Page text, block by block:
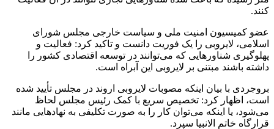
کنند.
عضو کمیسیون امنیت ملی و سیاست خارجی مجلس شورای
اسلامی، لایروبی را یک فوریت دانست و تاکید کرد: فعالیت و
پهلوگیری شناورهایی که می‌توانند در توسعه اقتصادی کشور را
داشته باشند مبتنی بر لایروبی این آبراه است.
بروجردی با بیان اینکه مصوبات لایروبی اروند در مجلس تأیید شده
است، اظهار کرد: تخصیص سریع با کمک رئیس مجلس لحاظ
می‌شود، یا اینکه می‌توان کار را به صورت تکلیفی به نهادهایی مانند
قرارگاه خاتم الانبیا سپرد.